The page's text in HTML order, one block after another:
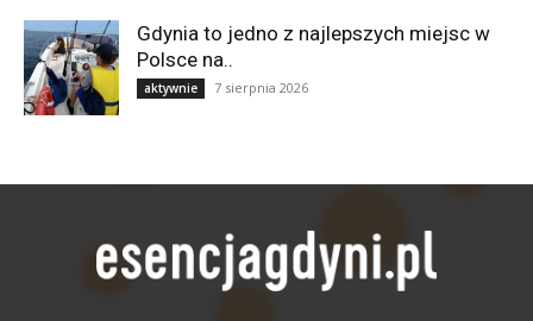
Gdynia to jedno z najlepszych miejsc w
Polsce na..
aktywnie 7 sierpnia 2026